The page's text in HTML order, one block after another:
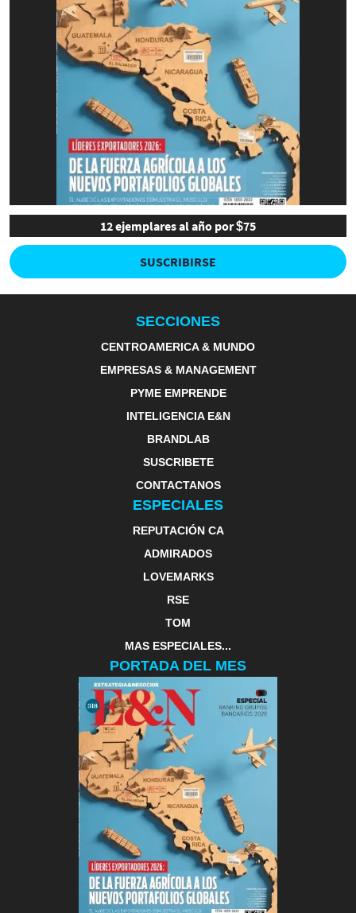
12 ejemplares al año por $75
SUSCRIBIRSE
SECCIONES
CENTROAMERICA & MUNDO
EMPRESAS & MANAGEMENT
PYME EMPRENDE
INTELIGENCIA E&N
BRANDLAB
SUSCRIBETE
CONTACTANOS
ESPECIALES
REPUTACIÓN CA
ADMIRADOS
LOVEMARKS
RSE
TOM
MAS ESPECIALES...
PORTADA DEL MES